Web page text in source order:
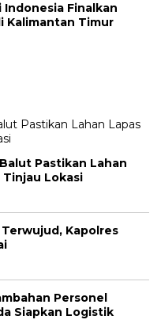
Indonesia Finalkan
Kalimantan Timur
Pastikan Lahan
Tinjau Lokasi
Kapolres
Personel
Siapkan Logistik